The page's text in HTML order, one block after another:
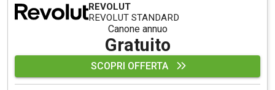
REVOLUT
REVOLUT STANDARD
Canone annuo
Gratuito
SCOPRI OFFERTA